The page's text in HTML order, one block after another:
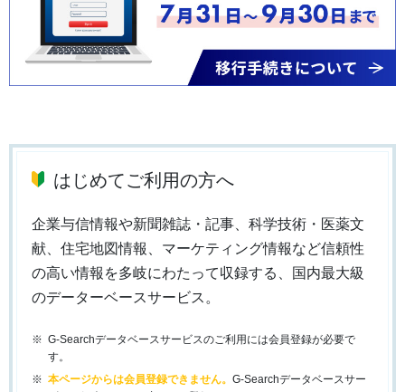
はじめてご利用の方へ
企業与信情報や新聞雑誌・記事、科学技術・医薬文
献、住宅地図情報、マーケティング情報など信頼性
の高い情報を多岐にわたって収録する、国内最大級
のデーターベースサービス。
G-Searchデータベースサービスのご利用には会員登録が必要で
す。
本ページからは会員登録できません。 G-Searchデータベースサー